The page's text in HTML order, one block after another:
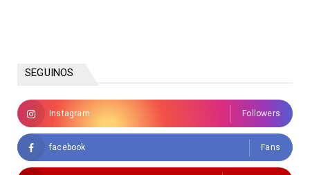
SEGUINOS
Instagram Followers
facebook Fans